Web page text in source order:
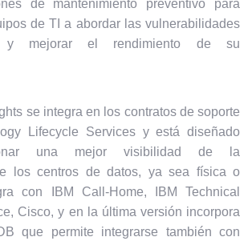
de mantenimiento preventivo para
de TI a abordar las vulnerabilidades
y mejorar el rendimiento de su
se integra en los contratos de soporte
Lifecycle Services y está diseñado
una mejor visibilidad de la
los centros de datos, ya sea física o
con IBM Call-Home, IBM Technical
Cisco, y en la última versión incorpora
que permite integrarse también con